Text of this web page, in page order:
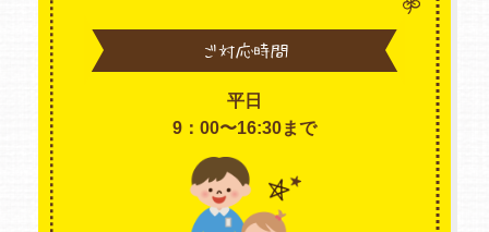
ご対応時間
平日
9：00〜16:30まで